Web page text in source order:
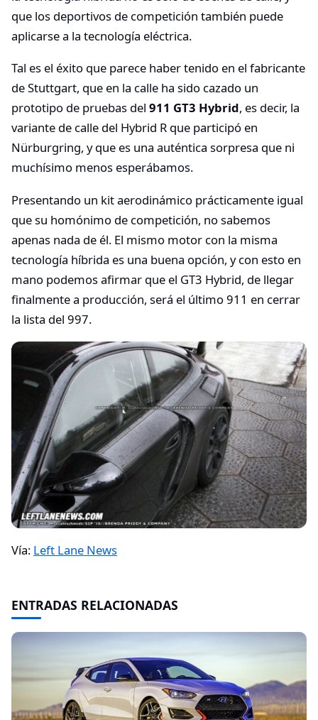
que los deportivos de competición también puede
aplicarse a la tecnología eléctrica.
Tal es el éxito que parece haber tenido en el fabricante
de Stuttgart, que en la calle ha sido cazado un
prototipo de pruebas del 911 GT3 Hybrid, es decir, la
variante de calle del Hybrid R que participó en
Nürburgring, y que es una auténtica sorpresa que ni
muchísimo menos esperábamos.
Presentando un kit aerodinámico prácticamente igual
que su homónimo de competición, no sabemos
apenas nada de él. El mismo motor con la misma
tecnología híbrida es una buena opción, y con esto en
mano podemos afirmar que el GT3 Hybrid, de llegar
finalmente a producción, será el último 911 en cerrar
la lista del 997.
Vía: Left Lane News
ENTRADAS RELACIONADAS